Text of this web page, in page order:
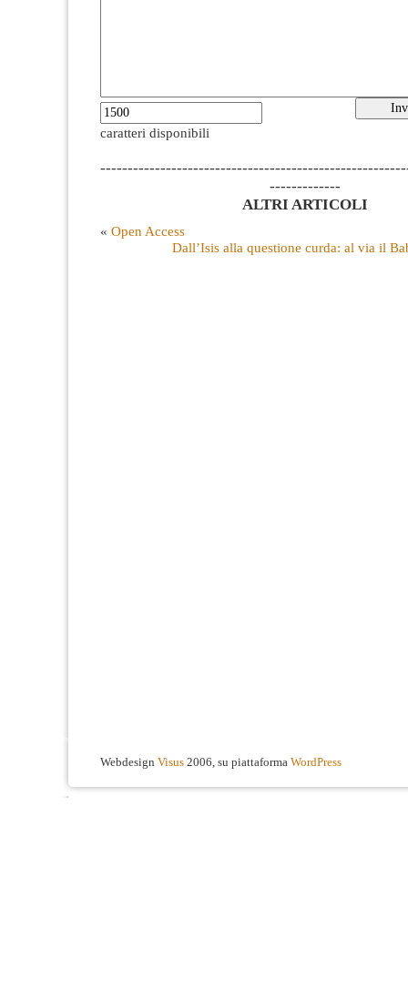
caratteri disponibili
-------------
ALTRI ARTICOLI
« Open Access
Dall’Isis alla questione curda: al via il
Webdesign Visus 2006, su piattaforma WordPress